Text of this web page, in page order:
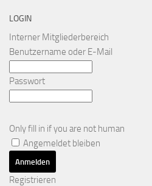
LOGIN
Interner Mitgliederbereich
Benutzername oder E-Mail
Passwort
Only fill in if you are not human
Angemeldet bleiben
Registrieren